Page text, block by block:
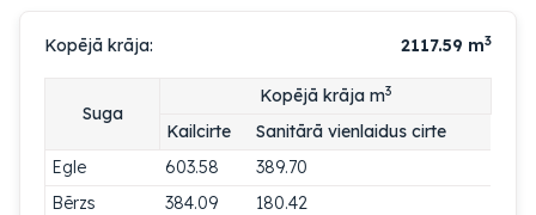
Kopējā krāja: 2117.59 m3
Suga
Kopējā krāja m3
Kailcirte
Sanitārā vienlaidus cirte
Egle
603.58
389.70
Bērzs
384.09
180.42